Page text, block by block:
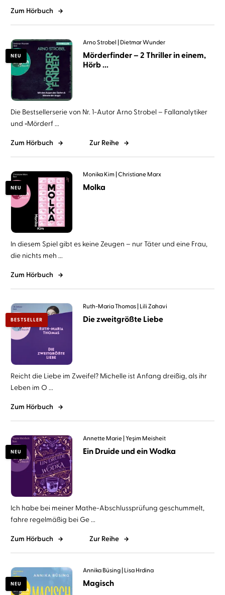
Zum Hörbuch
NEU
Arno Strobel Dietmar Wunder
Mörderfinder – 2 Thriller in einem,
Hörb ...
Die Bestsellerserie von Nr. 1-Autor Arno Strobel – Fallanalytiker
und »Mörderf ...
Zum Hörbuch Zur Reihe
NEU
Monika Kim Christiane Marx
Molka
In diesem Spiel gibt es keine Zeugen – nur Täter und eine Frau,
die nichts meh ...
Zum Hörbuch
BESTSELLER
Ruth-Maria Thomas Lili Zahavi
Die zweitgrößte Liebe
Reicht die Liebe im Zweifel? Michelle ist Anfang dreißig, als ihr
Leben im O ...
Zum Hörbuch
NEU
Annette Marie Yeşim Meisheit
Ein Druide und ein Wodka
Ich habe bei meiner Mathe-Abschlussprüfung geschummelt,
fahre regelmäßig bei Ge ...
Zum Hörbuch Zur Reihe
NEU
Annika Büsing Lisa Hrdina
Magisch